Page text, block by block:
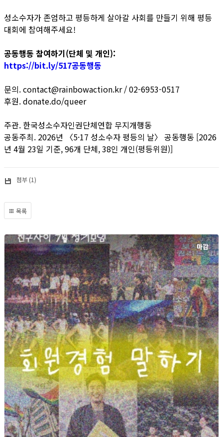
성소수자가 존엄하고 평등하게 살아갈 사회를 만들기 위해 평등
대회에 참여해주세요!
공동행동 참여하기(단체 및 개인):
https://bit.ly/517공동행동
문의. contact@rainbowaction.kr /02-6953-0517
후원. donate.do/queer
주관. 한국성소수자인권단체연합 무지개행동
공동주최. 2026년 〈5·17 성소수자 평등의 날〉 공동행동 [2026
년 4월 23일 기준, 96개 단체, 38인 개인(평등위원)]
첨부 (1)
목록
마감